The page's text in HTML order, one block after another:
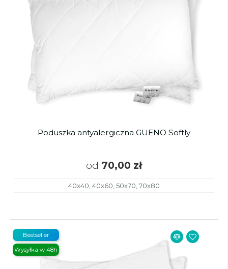
Poduszka antyalergiczna GUENO Softly
od 70,00 zł
40x40, 40x60, 50x70, 70x80
Bestseller
Wysyłka w 48h